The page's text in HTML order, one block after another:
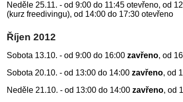
Neděle 25.11. - od 9:00 do 11:45 otevřeno, od
(kurz freedivingu), od 14:00 do 17:30 otevřeno
Říjen 2012
Sobota 13.10. - od 9:00 do 16:00zavřeno, od
Sobota 20.10. - od 13:00 do 14:00zavřeno, od
Neděle 21.10. - od 13:00 do 14:00zavřeno, od